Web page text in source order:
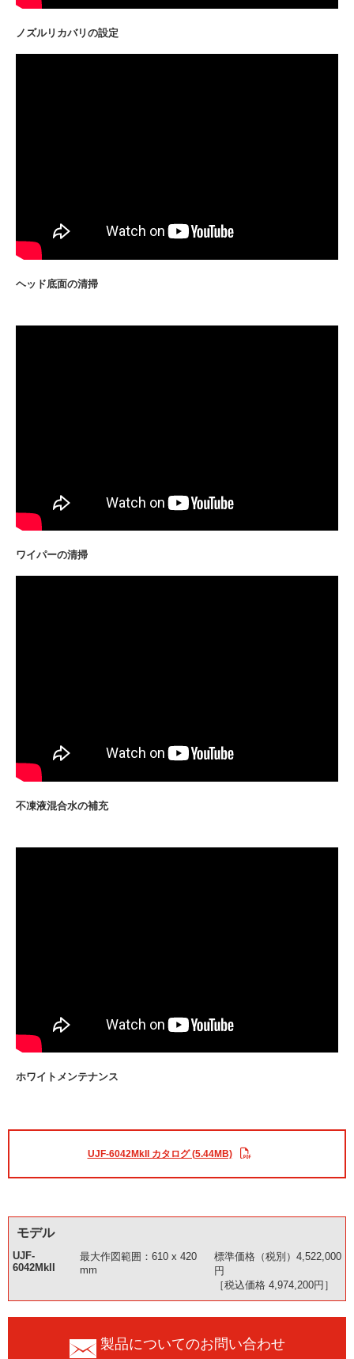
ノズルリカバリの設定
ヘッド底面の清掃
ワイパーの清掃
不凍液混合水の補充
ホワイトメンテナンス
UJF-6042MkII カタログ (5.44MB)
モデル
UJF-
6042MkII
最大作図範囲：610 x 420
mm
標準価格（税別）4,522,000
円
［税込価格 4,974,200円］
製品についてのお問い合わせ